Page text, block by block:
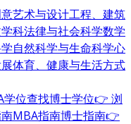
艺术与设计工程、建筑
科法律与社会科学数学
自然科学与生命科学心
体育、健康与生活方式
学位查找博士学位👉 浏
MBA指南博士指南👉